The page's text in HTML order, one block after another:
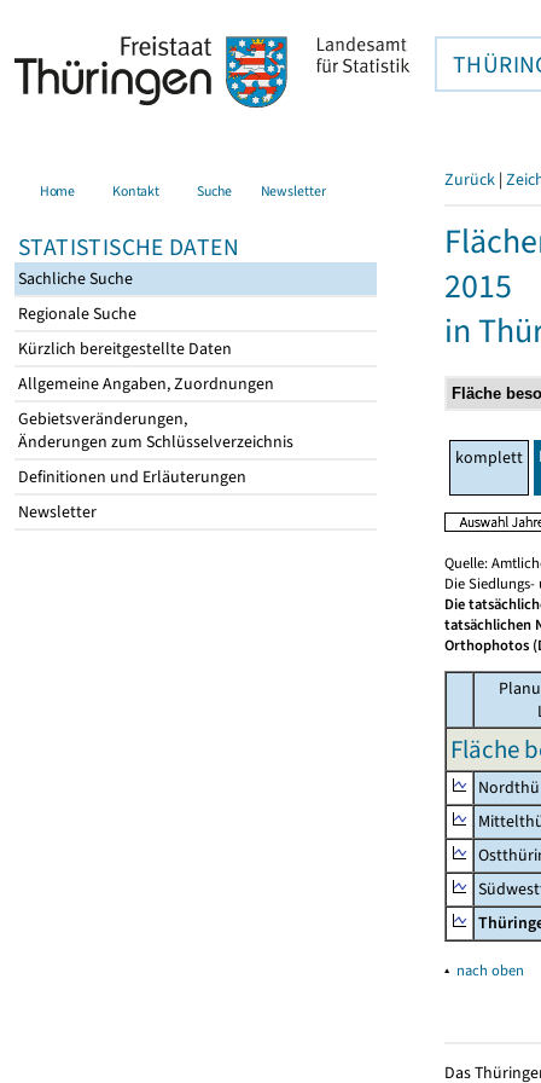
Home Kontakt Suche Newsletter
STATISTISCHE DATEN
Sachliche Suche
Regionale Suche
Kürzlich bereitgestellte Daten
Allgemeine Angaben, Zuordnungen
Gebietsveränderungen,
Änderungen zum Schlüsselverzeichnis
Definitionen und Erläuterungen
Newsletter
Zurück |
2015
in
komplett
Quelle:
Die
Die
tatsächlichen
Orthophotos
Fläche
▴ nach oben
Das